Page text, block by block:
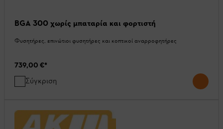
BGA 300 χωρίς μπαταρία και φορτιστή
Φυσητήρες, επινώτιοι φυσητήρες και κοπτικοί αναρροφητήρες
739,00 €*
Σύγκριση